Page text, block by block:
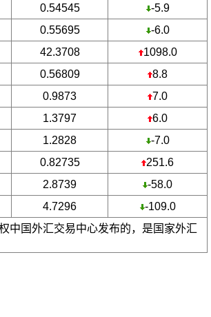
0.54545
-5.9
0.55695
-6.0
42.3708
1098.0
0.56809
8.8
0.9873
7.0
1.3797
6.0
1.2828
-7.0
0.82735
251.6
2.8739
-58.0
4.7296
-109.0
中国外汇交易中心发布的，是国家外汇